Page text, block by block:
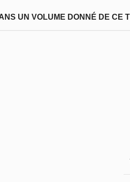
UN VOLUME DONNÉ DE